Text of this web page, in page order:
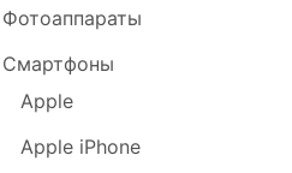
Фотоаппараты
Смартфоны
Apple
Apple iPhone